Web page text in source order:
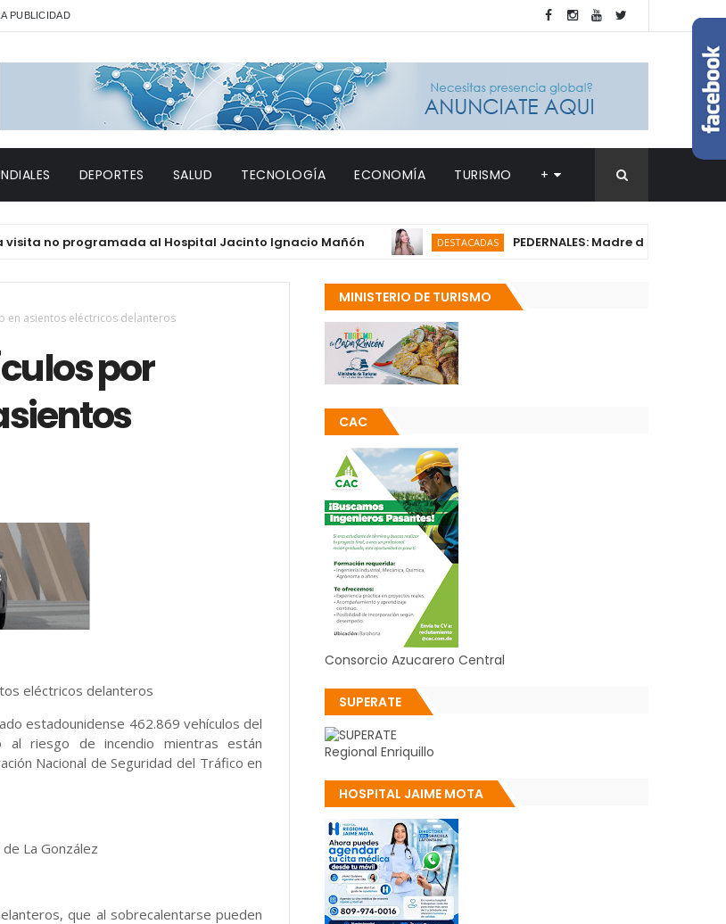
PUBLICIDAD
DEPORTES SALUD TECNOLOGÍA ECONOMÍA TURISMO +
programada al Hospital Jacinto Ignacio Mañón DESTACADAS PEDERNALES: Madre de joven
en asientos eléctricos delanteros
por
eléctricos delanteros
estadounidense 462.869 vehículos del
riesgo de incendio mientras están
Nacional de Seguridad del Tráfico en
La González
que al sobrecalentarse pueden
MINISTERIO DE TURISMO
CAC
Consorcio Azucarero Central
SUPERATE
Regional Enriquillo
HOSPITAL JAIME MOTA